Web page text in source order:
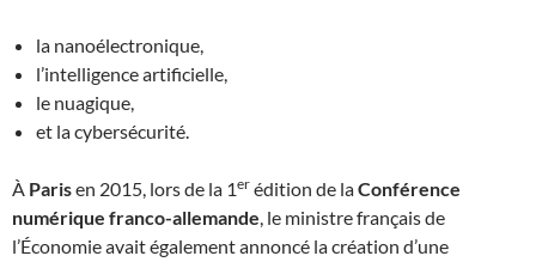
la nanoélectronique,
l’intelligence artificielle,
le nuagique,
et la cybersécurité.
À Parisen 2015, lors de la 1er édition de laConférence
numérique franco-allemande, le ministre français de
l’Économie avait également annoncé la création d’une